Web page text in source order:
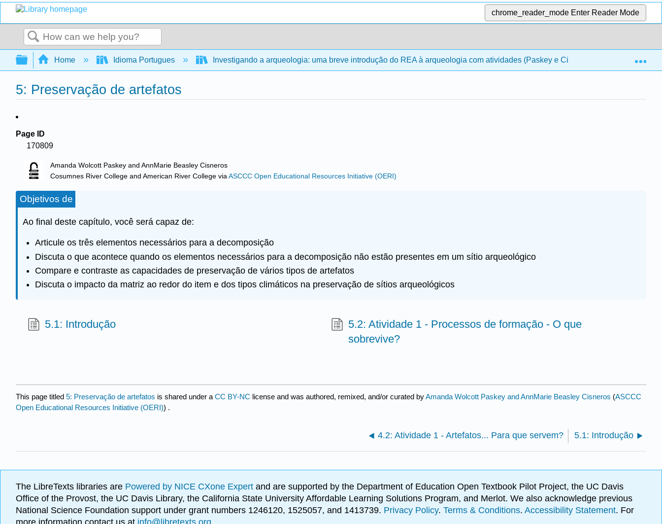
chrome_reader_mode Enter Reader Mode
Search
Expand/collapse global hierarchy
Home Idioma Portugues Investigando a arqueologia: uma breve introdução do REA à arqueologia com atividades (Paskey e Cisneros) 5:
5: Preservação de artefatos
Page ID
170809
Amanda Wolcott Paskey and AnnMarie Beasley Cisneros
Cosumnes River College and American River College viaASCCC Open Educational Resources Initiative (OERI)
Objetivos de
Ao final deste capítulo, você será capaz de:
Articule os três elementos necessários para a decomposição
Discuta o que acontece quando os elementos necessários para a decomposição não estão presentes em um sítio arqueológico
Compare e contraste as capacidades de preservação de vários tipos de artefatos
Discuta o impacto da matriz ao redor do item e dos tipos climáticos na preservação de sítios arqueológicos
5.1: Introdução
5.2: Atividade 1 - Processos de formação - O que
sobrevive?
This page titled 5: Preservação de artefatos is shared under a CC BY-NC license and was authored, remixed, and/or curated byAmanda Wolcott Paskey and AnnMarie Beasley Cisneros (ASCCC
Open Educational Resources Initiative (OERI)) .
4.2: Atividade 1 - Artefatos... Para que servem? 5.1: Introdução
The LibreTexts libraries are Powered by NICE CXone Expert and are supported by the Department of Education Open Textbook Pilot Project, the UC Davis
Office of the Provost, the UC Davis Library, the California State University Affordable Learning Solutions Program, and Merlot. We also acknowledge previous
National Science Foundation support under grant numbers 1246120, 1525057, and 1413739. Privacy Policy. Terms & Conditions. Accessibility Statement. For